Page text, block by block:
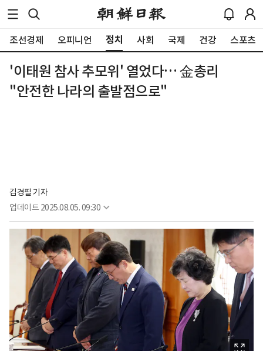
조선경제 오피니언 정치 사회 국제 건강 스포츠
'이태원 참사 추모위' 열었다… 金총리
"안전한 나라의 출발점으로"
김경필 기자
업데이트 2025.08.05. 09:30